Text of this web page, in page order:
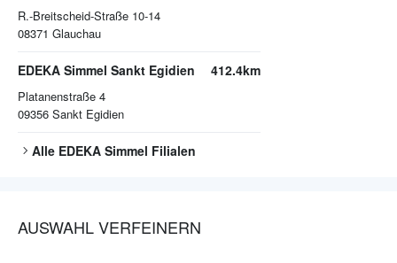
R.-Breitscheid-Straße 10-14
08371 Glauchau
EDEKA Simmel Sankt Egidien
Platanenstraße 4
09356 Sankt Egidien
412.4km
Alle EDEKA Simmel Filialen
AUSWAHL VERFEINERN